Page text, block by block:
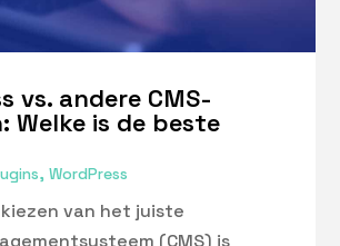
vs. andere CMS-
Welke is de beste
,WordPress
van het juiste
(CMS) is